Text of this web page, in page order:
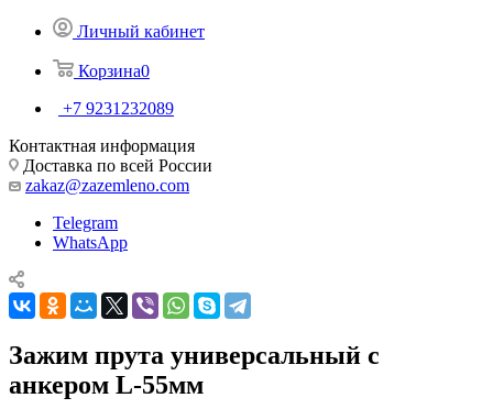
Личный кабинет
Корзина0
+7 9231232089
Контактная информация
Доставка по всей России
zakaz@zazemleno.com
Telegram
WhatsApp
Зажим прута универсальный с
анкером L-55мм